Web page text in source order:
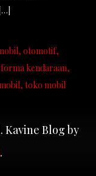
otomotif
kendaraan
toko mobil
Blog by
.